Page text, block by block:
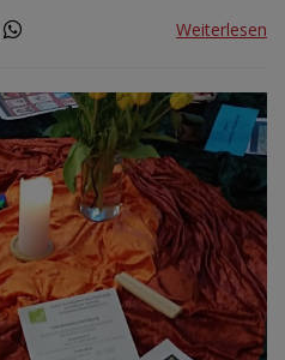
Weiterlesen